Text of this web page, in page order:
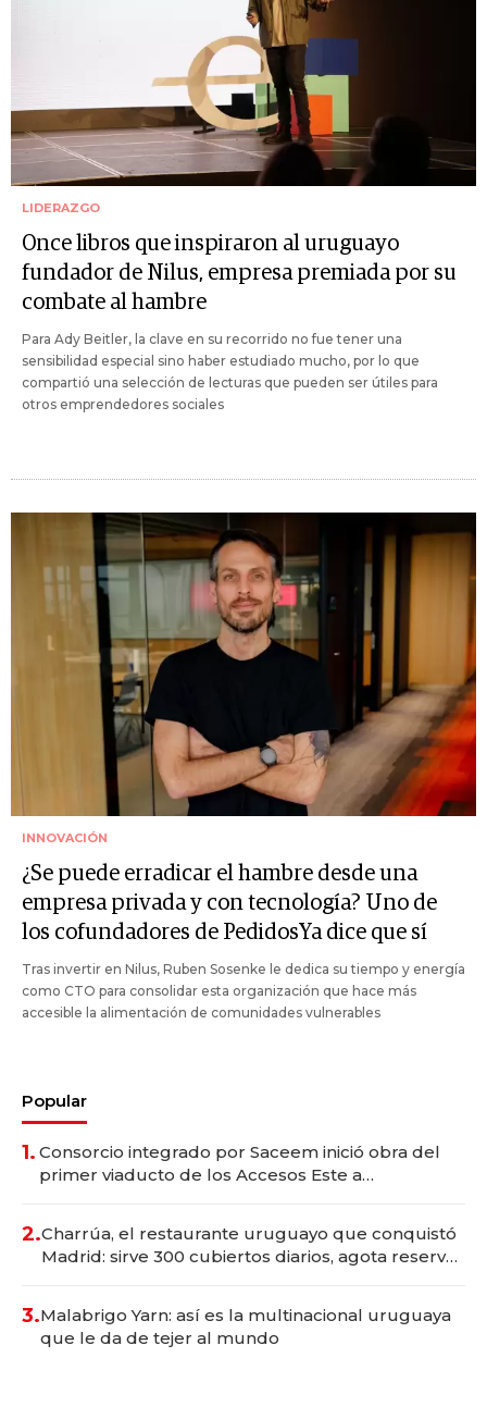
LIDERAZGO
Once libros que inspiraron al uruguayo
fundador de Nilus, empresa premiada por su
combate al hambre
Para Ady Beitler, la clave en su recorrido no fue tener una
sensibilidad especial sino haber estudiado mucho, por lo que
compartió una selección de lecturas que pueden ser útiles para
otros emprendedores sociales
INNOVACIÓN
¿Se puede erradicar el hambre desde una
empresa privada y con tecnología? Uno de
los cofundadores de PedidosYa dice que sí
Tras invertir en Nilus, Ruben Sosenke le dedica su tiempo y energía
como CTO para consolidar esta organización que hace más
accesible la alimentación de comunidades vulnerables
Popular
1. Consorcio integrado por Saceem inició obra del
primer viaducto de los Accesos Este a
2.Charrúa, el restaurante uruguayo que conquistó
Madrid: sirve 300 cubiertos diarios, agota reservas
3.Malabrigo Yarn: así es la multinacional uruguaya
que le da de tejer al mundo